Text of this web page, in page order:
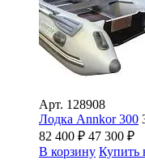
Арт. 128908
Лодка Annkor 300
82 400 ₽ 47 300 ₽
В корзину Купить